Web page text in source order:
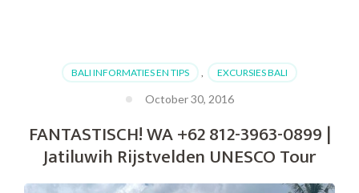
BALI INFORMATIES EN TIPS EXCURSIES BALI
October 30, 2016
FANTASTISCH! WA +62 812-3963-0899 |
Jatiluwih Rijstvelden UNESCO Tour